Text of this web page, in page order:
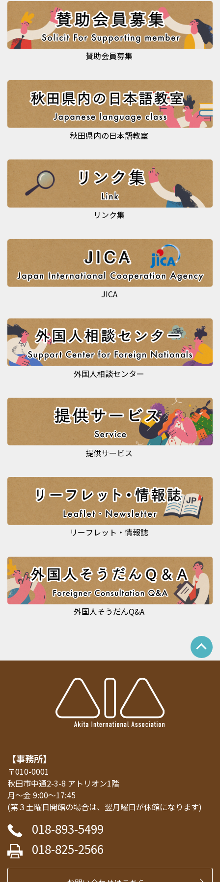
賛助会員募集
秋田県内の日本語教室
リンク集
JICA
外国人相談センター
提供サービス
リーフレット・情報誌
外国人そうだんQ&A
【事務所】
〒010-0001
秋田市中通2-3-8 アトリオン1階
月～金 9:00～17:45
(第３土曜日開館の場合は、翌月曜日が休館になります)
018-893-5499
018-825-2566